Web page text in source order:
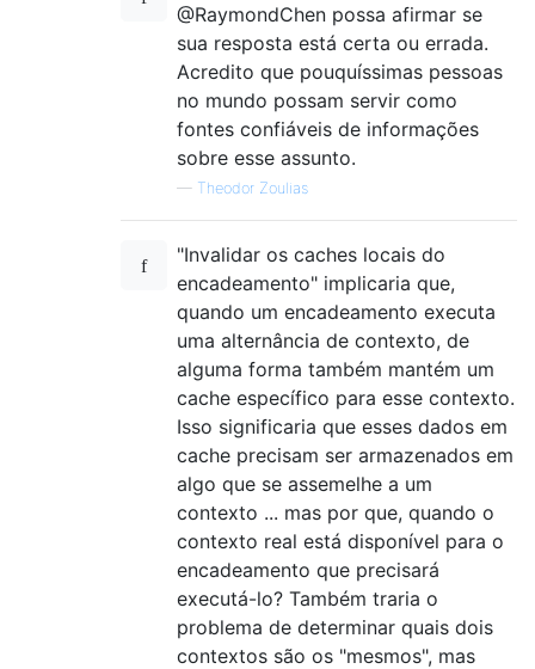
@RaymondChen possa afirmar se
sua resposta está certa ou errada.
Acredito que pouquíssimas pessoas
no mundo possam servir como
fontes confiáveis ​​de informações
sobre esse assunto.
— Theodor Zoulias
"Invalidar os caches locais do
encadeamento" implicaria que,
quando um encadeamento executa
uma alternância de contexto, de
alguma forma também mantém um
cache específico para esse contexto.
Isso significaria que esses dados em
cache precisam ser armazenados em
algo que se assemelhe a um
contexto ... mas por que, quando o
contexto real está disponível para o
encadeamento que precisará
executá-lo? Também traria o
problema de determinar quais dois
contextos são os "mesmos", mas